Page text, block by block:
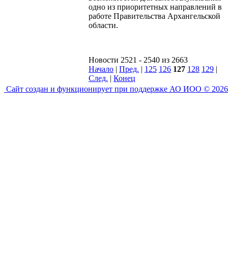
одно из приоритетных направлений в
работе Правительства Архангельской
области.
Новости 2521 - 2540 из 2663
Начало | Пред. | 125 126 127 128 129 |
След. | Конец
Сайт создан и функционирует при поддержке АО ИОО © 2026